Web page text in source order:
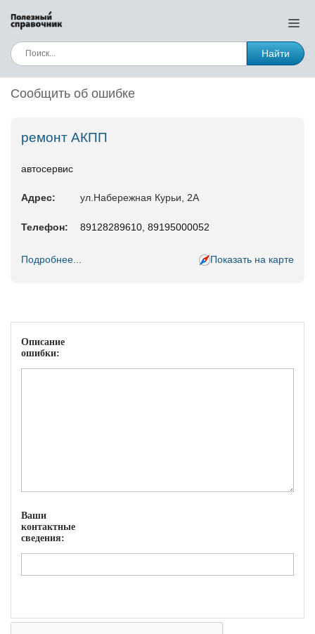
Найти
Сообщить об ошибке
ремонт АКПП
автосервис
Адрес: ул.Набережная Курьи, 2А
Телефон: 89128289610, 89195000052
Подробнее... Показать на карте
Описание
ошибки:
Ваши
контактные
сведения: